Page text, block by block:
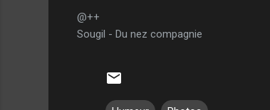
@++
Sougil - Du nez compagnie